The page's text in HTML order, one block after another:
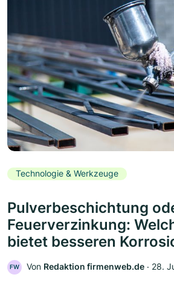
Technologie & Werkzeuge
Pulverbeschichtung
Feuerverzinkung:
bietet besseren
FW Von Redaktion firmenweb.de ‧ 28.